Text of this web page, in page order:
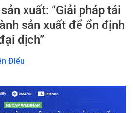
xuất: “Giải pháp tái
sản xuất để ổn định
dịch”
Điểu